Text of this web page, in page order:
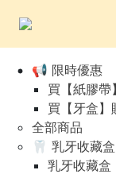
📢 限時優惠
買【紙膠
買【牙盒】
全部商品
🦷 乳牙收藏
乳牙收藏盒